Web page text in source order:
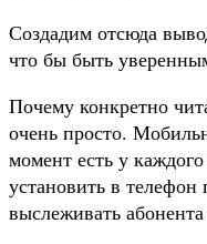
Создадим отсюда
что бы быть
Почему конкретно
очень просто.
момент есть у
установить в телефон
выслеживать